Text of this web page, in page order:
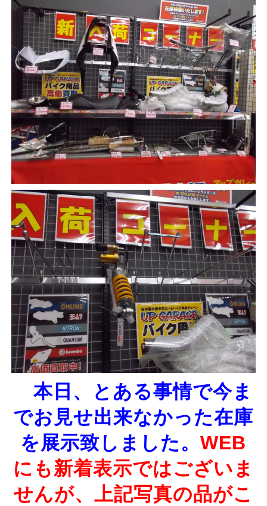
本日、とある事情で今ま
でお見せ出来なかった在庫
を展示致しました。WEB
にも新着表示ではございま
せんが、上記写真の品がこ